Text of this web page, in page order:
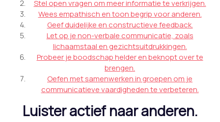
Stel open vragen om meer informatie te verkrijgen.
Wees empathisch en toon begrip voor anderen.
Geef duidelijke en constructieve feedback.
Let op je non-verbale communicatie, zoals
lichaamstaal en gezichtsuitdrukkingen.
Probeer je boodschap helder en beknopt over te
brengen.
Oefen met samenwerken in groepen om je
communicatieve vaardigheden te verbeteren.
Luister actief naar anderen.